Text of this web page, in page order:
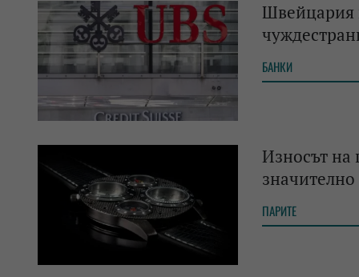
Швейцария
БАНКИ
Износът на
значително
ПАРИТЕ